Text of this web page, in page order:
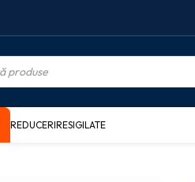
REDUCERIRESIGILATE